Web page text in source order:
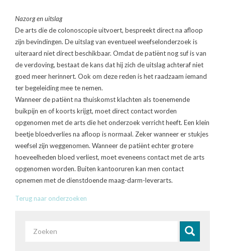
Nazorg en uitslag
De arts die de colonoscopie uitvoert, bespreekt direct na afloop
zijn bevindingen. De uitslag van eventueel weefselonderzoek is
uiteraard niet direct beschikbaar. Omdat de patiënt nog suf is van
de verdoving, bestaat de kans dat hij zich de uitslag achteraf niet
goed meer herinnert. Ook om deze reden is het raadzaam iemand
ter begeleiding mee te nemen.
Wanneer de patiënt na thuiskomst klachten als toenemende
buikpijn en of koorts krijgt, moet direct contact worden
opgenomen met de arts die het onderzoek verricht heeft. Een klein
beetje bloedverlies na afloop is normaal. Zeker wanneer er stukjes
weefsel zijn weggenomen. Wanneer de patiënt echter grotere
hoeveelheden bloed verliest, moet eveneens contact met de arts
opgenomen worden. Buiten kantooruren kan men contact
opnemen met de dienstdoende maag-darm-leverarts.
Terug naar onderzoeken